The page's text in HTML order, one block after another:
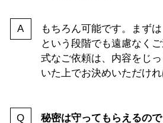
もちろん可能です。まずは
という段階でも遠慮なく
式なご依頼は、内容をじ
いた上でお決めいただけれ
秘密は守ってもらえるの